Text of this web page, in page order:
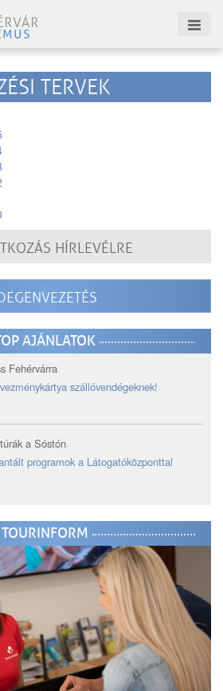
TERVEK
HÍRLEVÉLRE
AJÁNLATOK
Fehérvárra
szállóvendégeknek!
a Sóstón
programok a Látogatóközponttal
TOURINFORM